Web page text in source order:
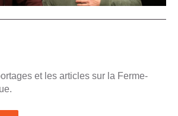
et les articles sur la Ferme-